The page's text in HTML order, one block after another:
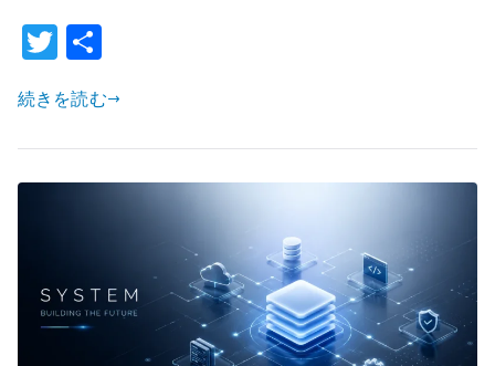
ブ
–
LDAP、
証
明
T
w
it
te
r
続きを読む